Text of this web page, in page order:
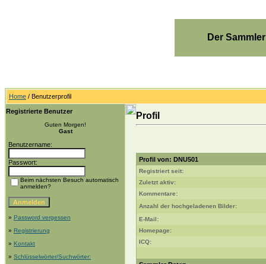
Der
Home / Benutzerprofil
Registrierte Benutzer
Guten Morgen!
Gast
Benutzername:
Passwort:
Beim nächsten Besuch automatisch
anmelden?
» Password vergessen
» Registrierung
» Kontakt
» Schlüsselwörter/Suchwörter:
Profil
Profil von: DNU501
Registriert seit:
Zuletzt aktiv:
Kommentare:
Anzahl der hochgeladenen Bilder:
E-Mail:
Homepage:
ICQ: